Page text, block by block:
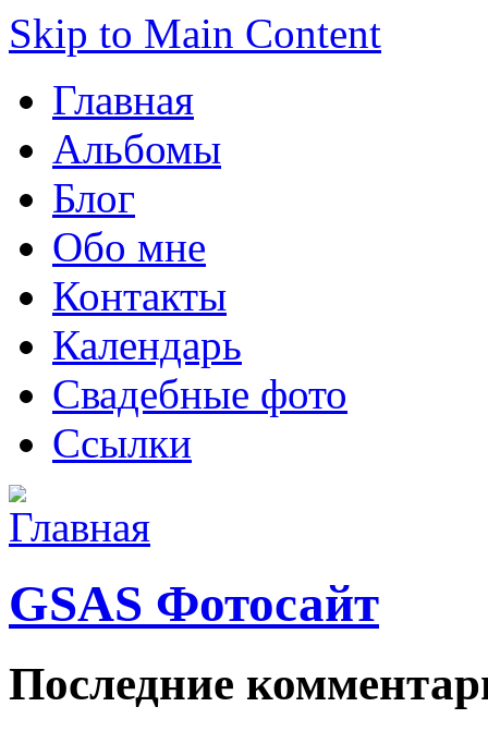
Skip to Main Content
Главная
Альбомы
Блог
Обо мне
Контакты
Календарь
Свадебные фото
Ссылки
GSAS Фотосайт
Последние